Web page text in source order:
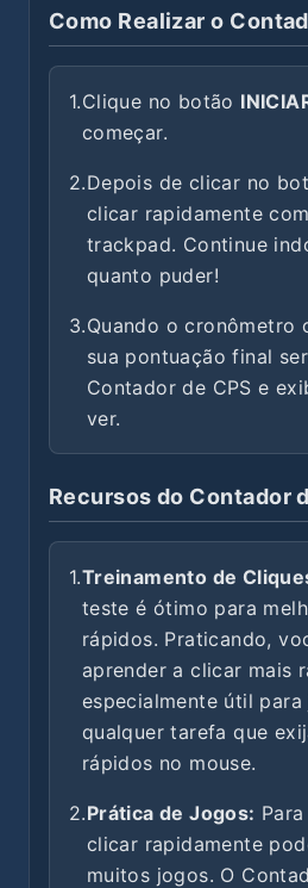
Como Realizar o
1.Clique no botão
começar.
2.Depois de clicar no
clicar rapidamente
trackpad. Continue
quanto puder!
3.Quando o cronômetro
sua pontuação final
Contador de CPS e
ver.
Recursos do Contador
1.Treinamento de
teste é ótimo para
rápidos. Praticando,
aprender a clicar mais
especialmente útil para
qualquer tarefa que
rápidos no mouse.
2.Prática de Jogos:
clicar rapidamente
muitos jogos. O